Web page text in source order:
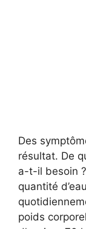
Des
résultat. De
a-t-il besoin
quantité
poids